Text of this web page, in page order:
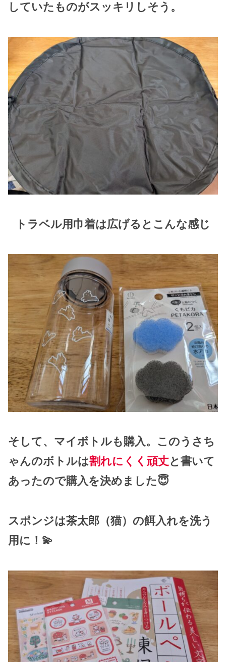
していたものがスッキリしそう。
トラベル用巾着は広げるとこんな感じ
そして、マイボトルも購入。このうさち
ゃんのボトルは割れにくく頑丈と書いて
あったので購入を決めました😇
スポンジは茶太郎（猫）の餌入れを洗う
用に！💫